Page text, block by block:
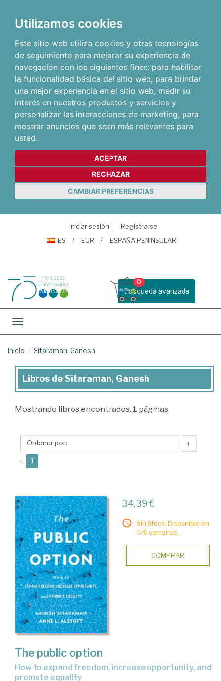
Utilizamos cookies
Este sitio web utiliza cookies y otras tecnologías
de seguimiento para mejorar su experiencia de
navegación con los siguientes fines: para habilitar
la funcionalidad básica del sitio web, para brindar
una mejor experiencia en el sitio web, medir su
interés en nuestros productos y servicios y
personalizar las interacciones de marketing, para
mostrar anuncios que sean más relevantes para
usted.
ACEPTAR
RECHAZAR
CAMBIAR PREFERENCIAS
Iniciar sesión
Registrarse
ES
EUR ESPAÑA PENINSULAR
Busqueda avanzada
0
Toggle navigation
Inicio Sitaraman, Ganesh
Libros
Sitaraman,
Libros de Sitaraman, Ganesh
Mostrando libros encontrados. 1 páginas.
↑
« 1
34,39 €
Sin Stock. Disponible en
5/6 semanas.
COMPRAR
The public option
how to expand freedom, increase opportunity, and
promote equality